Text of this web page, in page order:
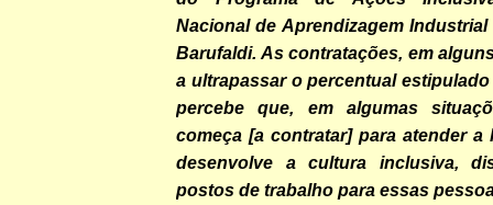
Nacional de Aprendizagem Industrial
Barufaldi. As contratações, em
a ultrapassar o percentual
percebe que, em algumas
começa [a contratar] para atender a
desenvolve a cultura inclusiva,
postos de trabalho para essas